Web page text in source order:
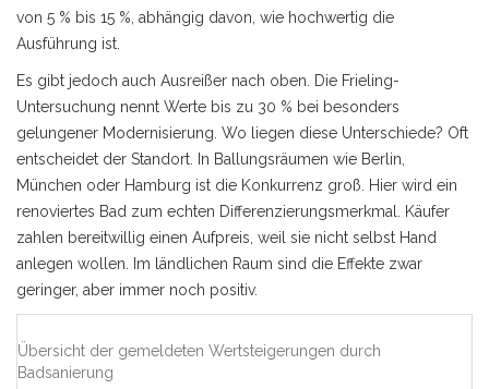
von 5 % bis 15 %, abhängig davon, wie hochwertig die
Ausführung ist.
Es gibt jedoch auch Ausreißer nach oben. Die Frieling-
Untersuchung nennt Werte bis zu 30 % bei besonders
gelungener Modernisierung. Wo liegen diese Unterschiede? Oft
entscheidet der Standort. In Ballungsräumen wie Berlin,
München oder Hamburg ist die Konkurrenz groß. Hier wird ein
renoviertes Bad zum echten Differenzierungsmerkmal. Käufer
zahlen bereitwillig einen Aufpreis, weil sie nicht selbst Hand
anlegen wollen. Im ländlichen Raum sind die Effekte zwar
geringer, aber immer noch positiv.
Übersicht der gemeldeten Wertsteigerungen durch
Badsanierung